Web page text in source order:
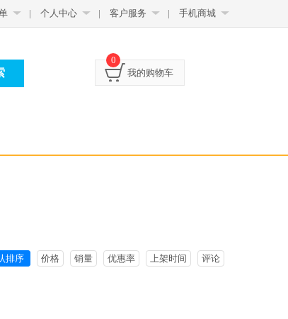
| 个人中心 | 客户服务 | 手机商城
0
我的购物车
排序 价格 销量 优惠率 上架时间 评论